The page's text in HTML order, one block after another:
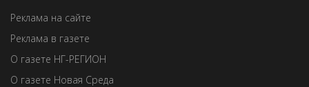
Реклама на сайте
Реклама в газете
О газете НГ-РЕГИОН
О газете Новая Среда